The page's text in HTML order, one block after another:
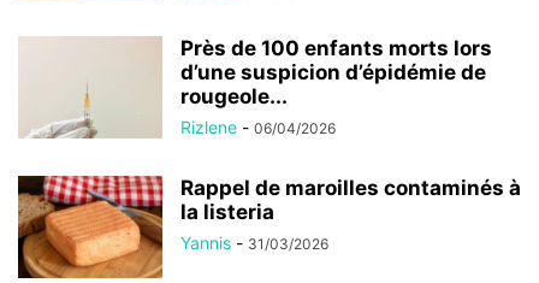
Près de 100 enfants morts lors
d’une suspicion d’épidémie de
rougeole...
Rizlene - 06/04/2026
Rappel de maroilles contaminés à
la listeria
Yannis - 31/03/2026